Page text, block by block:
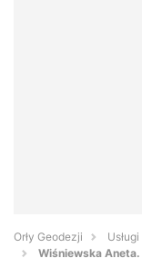
Orły Geodezji
Wiśniewska